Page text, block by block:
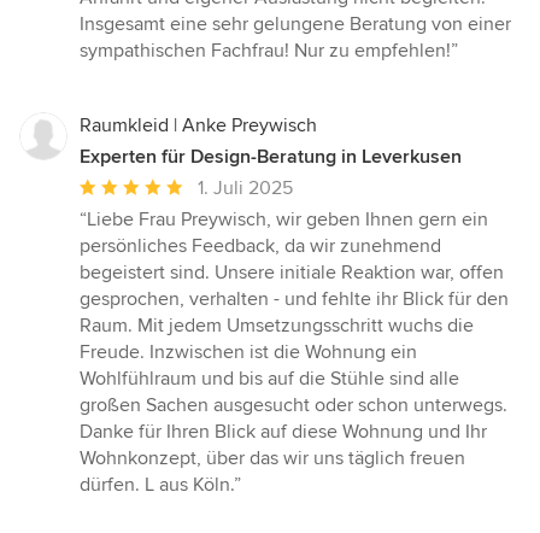
Insgesamt eine sehr gelungene Beratung von einer
sympathischen Fachfrau! Nur zu empfehlen!”
Raumkleid | Anke Preywisch
Experten für Design-Beratung in Leverkusen
Durchschnittliche
Bewertung:
5
von
5
Sternen
1. Juli 2025
“Liebe Frau Preywisch, wir geben Ihnen gern ein
persönliches Feedback, da wir zunehmend
begeistert sind. Unsere initiale Reaktion war, offen
gesprochen, verhalten - und fehlte ihr Blick für den
Raum. Mit jedem Umsetzungsschritt wuchs die
Freude. Inzwischen ist die Wohnung ein
Wohlfühlraum und bis auf die Stühle sind alle
großen Sachen ausgesucht oder schon unterwegs.
Danke für Ihren Blick auf diese Wohnung und Ihr
Wohnkonzept, über das wir uns täglich freuen
dürfen. L aus Köln.”